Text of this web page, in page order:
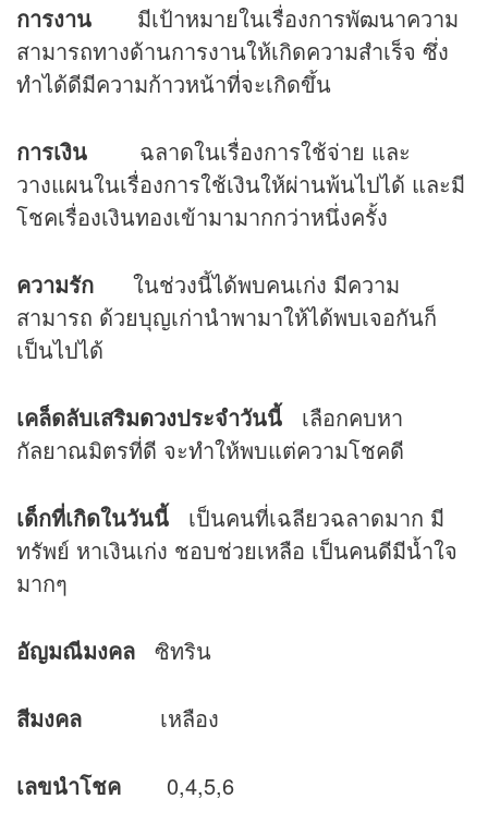
การงาน มีเป้าหมายในเรื่องการพัฒนาความ
สามารถทางด้านการงานให้เกิดความสำเร็จ ซึ่ง
ทำได้ดีมีความก้าวหน้าที่จะเกิดขึ้น
การเงิน ฉลาดในเรื่องการใช้จ่าย และ
วางแผนในเรื่องการใช้เงินให้ผ่านพ้นไปได้ และมี
โชคเรื่องเงินทองเข้ามามากกว่าหนึ่งครั้ง
ความรัก ในช่วงนี้ได้พบคนเก่ง มีความ
สามารถ ด้วยบุญเก่านำพามาให้ได้พบเจอกันก็
เป็นไปได้
เคล็ดลับเสริมดวงประจำวันนี้ เลือกคบหา
กัลยาณมิตรที่ดี จะทำให้พบแต่ความโชคดี
เด็กที่เกิดในวันนี้ เป็นคนที่เฉลียวฉลาดมาก มี
ทรัพย์ หาเงินเก่ง ชอบช่วยเหลือ เป็นคนดีมีน้ำใจ
มากๆ
อัญมณีมงคล ซิทริน
สีมงคล เหลือง
เลขนำโชค 0,4,5,6